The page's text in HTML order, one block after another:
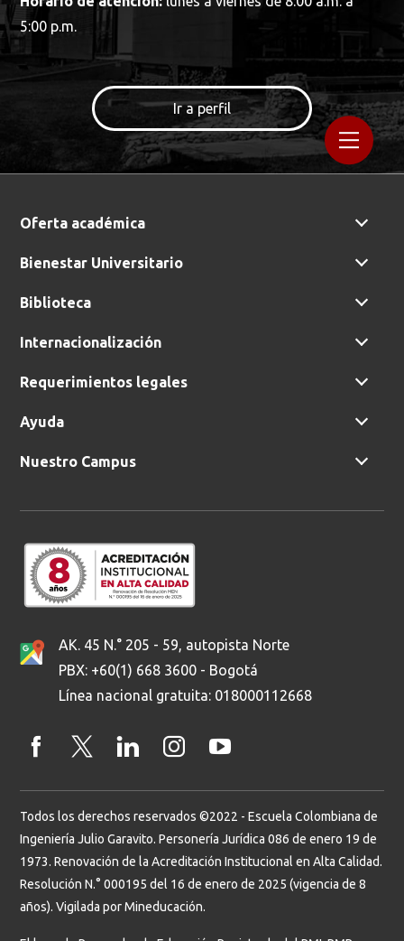
5:00 p.m.
Ir a perfil
Oferta académica
Bienestar Universitario
Biblioteca
Internacionalización
Requerimientos legales
Ayuda
Nuestro Campus
AK. 45 N.° 205 - 59, autopista Norte
PBX: +60(1) 668 3600 - Bogotá
Línea nacional gratuita: 018000112668
Todos los derechos reservados ©2022 - Escuela Colombiana de
Ingeniería Julio Garavito. Personería Jurídica 086 de enero 19 de
1973. Renovación de la Acreditación Institucional en Alta Calidad.
Resolución N.° 000195 del 16 de enero de 2025 (vigencia de 8
años). Vigilada por Mineducación.